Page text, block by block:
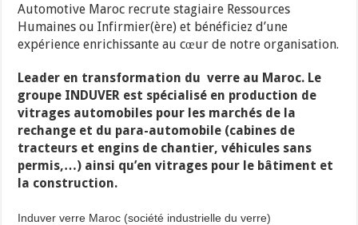
Automotive Maroc recrute stagiaire Ressources
Humaines ou Infirmier(ère) et bénéficiez d’une
expérience enrichissante au cœur de notre organisation.
Leader en transformation duverre au Maroc. Le
groupe INDUVER est spécialisé en production de
vitrages automobiles pour les marchés de la
rechange et du para-automobile (cabines de
tracteurs et engins de chantier, véhicules sans
permis,…) ainsi qu’en vitrages pour le bâtiment et
la construction.
Induver verre Maroc (société industrielle du verre)